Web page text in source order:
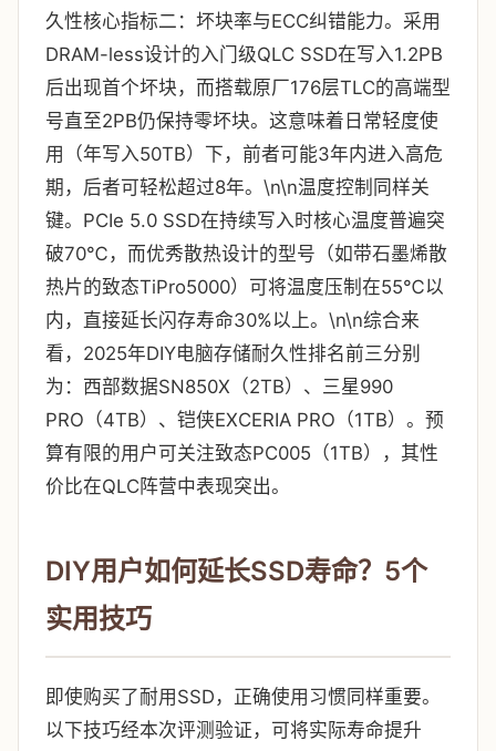
久性核心指标二：坏块率与ECC纠错能力。采用
DRAM-less设计的入门级QLC SSD在写入1.2PB
后出现首个坏块，而搭载原厂176层TLC的高端型
号直至2PB仍保持零坏块。这意味着日常轻度使
用（年写入50TB）下，前者可能3年内进入高危
期，后者可轻松超过8年。\n\n温度控制同样关
键。PCIe 5.0 SSD在持续写入时核心温度普遍突
破70℃，而优秀散热设计的型号（如带石墨烯散
热片的致态TiPro5000）可将温度压制在55℃以
内，直接延长闪存寿命30%以上。\n\n综合来
看，2025年DIY电脑存储耐久性排名前三分别
为：西部数据SN850X（2TB）、三星990
PRO（4TB）、铠侠EXCERIA PRO（1TB）。预
算有限的用户可关注致态PC005（1TB），其性
价比在QLC阵营中表现突出。
DIY用户如何延长SSD寿命？5个
实用技巧
即使购买了耐用SSD，正确使用习惯同样重要。
以下技巧经本次评测验证，可将实际寿命提升